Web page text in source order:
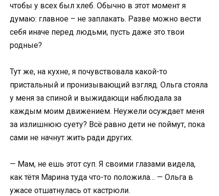
чтобы у всех был хлеб. Обычно в этот момент я
думаю: главное – не заплакать. Разве можно вести
себя иначе перед людьми, пусть даже это твои
родные?
Тут же, на кухне, я почувствовала какой-то
пристальный и пронизывающий взгляд. Ольга стояла
у меня за спиной и выжидающи наблюдала за
каждым моим движением. Неужели осуждает меня
за излишнюю суету? Всё равно дети не поймут, пока
сами не начнут жить ради других.
— Мам, не ешь этот суп. Я своими глазами видела,
как тётя Марина туда что-то положила… — Ольга в
ужасе отшатнулась от кастрюли.